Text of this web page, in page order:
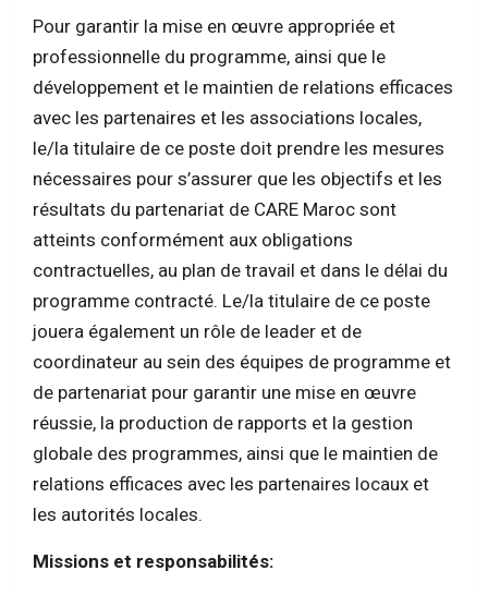
Pour garantir la mise en œuvre appropriée et
professionnelle du programme, ainsi que le
développement et le maintien de relations efficaces
avec les partenaires et les associations locales,
le/la titulaire de ce poste doit prendre les mesures
nécessaires pour s’assurer que les objectifs et les
résultats du partenariat de CARE Maroc sont
atteints conformément aux obligations
contractuelles, au plan de travail et dans le délai du
programme contracté. Le/la titulaire de ce poste
jouera également un rôle de leader et de
coordinateur au sein des équipes de programme et
de partenariat pour garantir une mise en œuvre
réussie, la production de rapports et la gestion
globale des programmes, ainsi que le maintien de
relations efficaces avec les partenaires locaux et
les autorités locales.
Missions et responsabilités: